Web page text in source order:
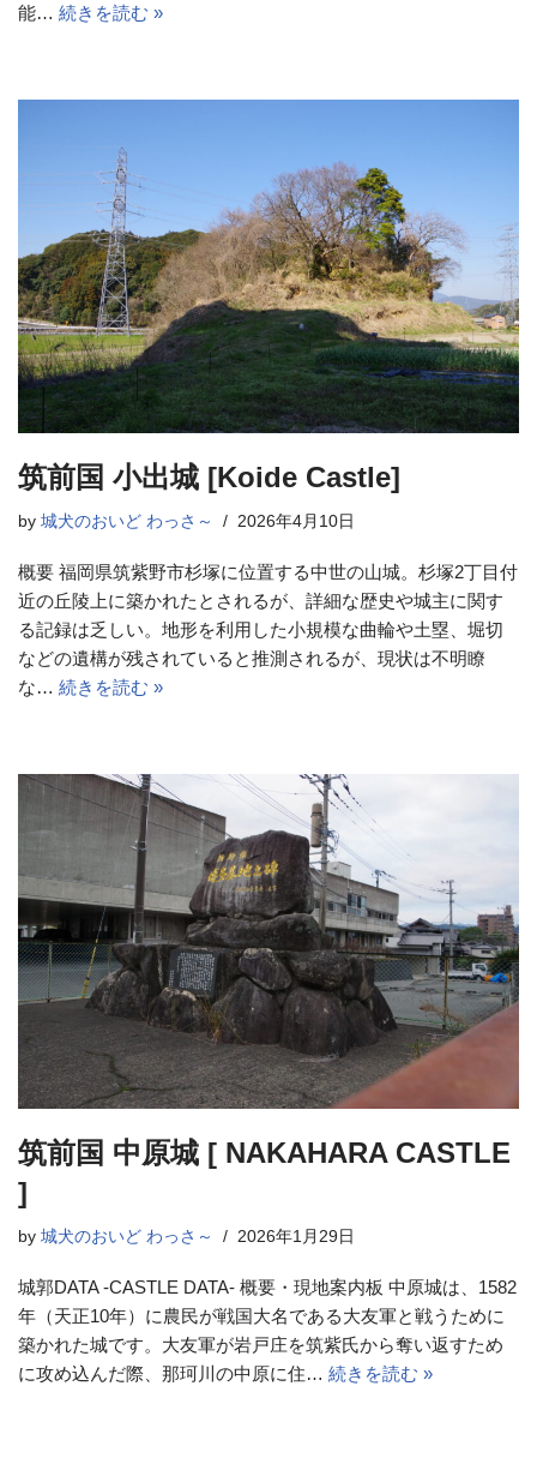
能… 続きを読む »
筑前国 小出城 [Koide Castle]
by 城犬のおいど わっさ～ 2026年4月10日
概要 福岡県筑紫野市杉塚に位置する中世の山城。杉塚2丁目付
近の丘陵上に築かれたとされるが、詳細な歴史や城主に関す
る記録は乏しい。地形を利用した小規模な曲輪や土塁、堀切
などの遺構が残されていると推測されるが、現状は不明瞭
な… 続きを読む »
筑前国 中原城 [ NAKAHARA CASTLE
]
by 城犬のおいど わっさ～ 2026年1月29日
城郭DATA -CASTLE DATA- 概要・現地案内板 中原城は、1582
年（天正10年）に農民が戦国大名である大友軍と戦うために
築かれた城です。大友軍が岩戸庄を筑紫氏から奪い返すため
に攻め込んだ際、那珂川の中原に住… 続きを読む »